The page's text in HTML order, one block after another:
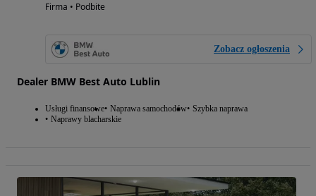
Firma • Podbite
Zobacz ogłoszenia
Dealer BMW Best Auto Lublin
Usługi finansowe Naprawa samochodów Szybka naprawa
Naprawy blacharskie